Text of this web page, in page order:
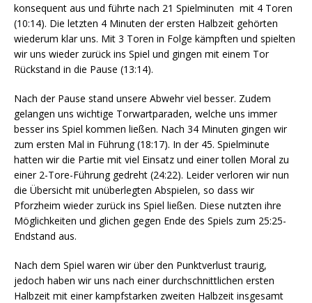
konsequent aus und führte nach 21 Spielminuten mit 4 Toren
(10:14). Die letzten 4 Minuten der ersten Halbzeit gehörten
wiederum klar uns. Mit 3 Toren in Folge kämpften und spielten
wir uns wieder zurück ins Spiel und gingen mit einem Tor
Rückstand in die Pause (13:14).
Nach der Pause stand unsere Abwehr viel besser. Zudem
gelangen uns wichtige Torwartparaden, welche uns immer
besser ins Spiel kommen ließen. Nach 34 Minuten gingen wir
zum ersten Mal in Führung (18:17). In der 45. Spielminute
hatten wir die Partie mit viel Einsatz und einer tollen Moral zu
einer 2-Tore-Führung gedreht (24:22). Leider verloren wir nun
die Übersicht mit unüberlegten Abspielen, so dass wir
Pforzheim wieder zurück ins Spiel ließen. Diese nutzten ihre
Möglichkeiten und glichen gegen Ende des Spiels zum 25:25-
Endstand aus.
Nach dem Spiel waren wir über den Punktverlust traurig,
jedoch haben wir uns nach einer durchschnittlichen ersten
Halbzeit mit einer kampfstarken zweiten Halbzeit insgesamt